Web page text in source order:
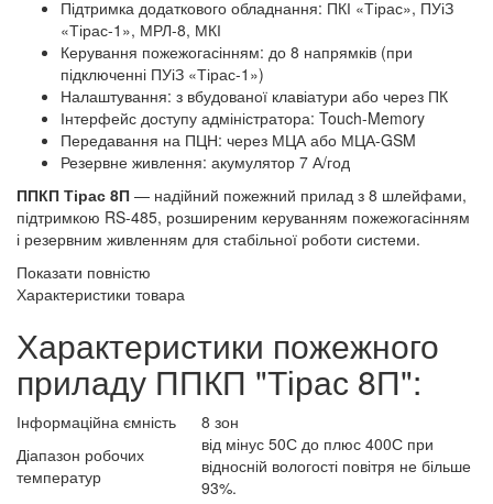
Підтримка додаткового обладнання: ПКІ «Тірас», ПУіЗ
«Тірас-1», МРЛ-8, МКІ
Керування пожежогасінням: до 8 напрямків (при
підключенні ПУіЗ «Тірас-1»)
Налаштування: з вбудованої клавіатури або через ПК
Інтерфейс доступу адміністратора: Touch-Memory
Передавання на ПЦН: через МЦА або МЦА-GSM
Резервне живлення: акумулятор 7 А/год
ППКП Тірас 8П — надійний пожежний прилад з 8 шлейфами,
підтримкою RS-485, розширеним керуванням пожежогасінням
і резервним живленням для стабільної роботи системи.
Показати повністю
Характеристики товара
Характеристики пожежного
приладу ППКП "Тірас 8П":
Інформаційна ємність
8 зон
Діапазон робочих
температур
від мінус 50С до плюс 400С при
відносній вологості повітря не більше
93%.